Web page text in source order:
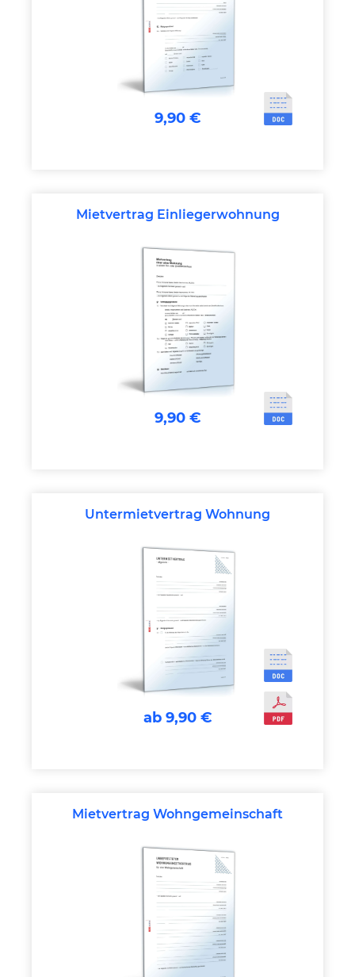
9,90 €
Mietvertrag Einliegerwohnung
9,90 €
Untermietvertrag Wohnung
ab 9,90 €
Mietvertrag Wohngemeinschaft